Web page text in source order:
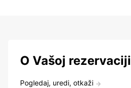
O Vašoj rezervaciji
Pogledaj, uredi, otkaži